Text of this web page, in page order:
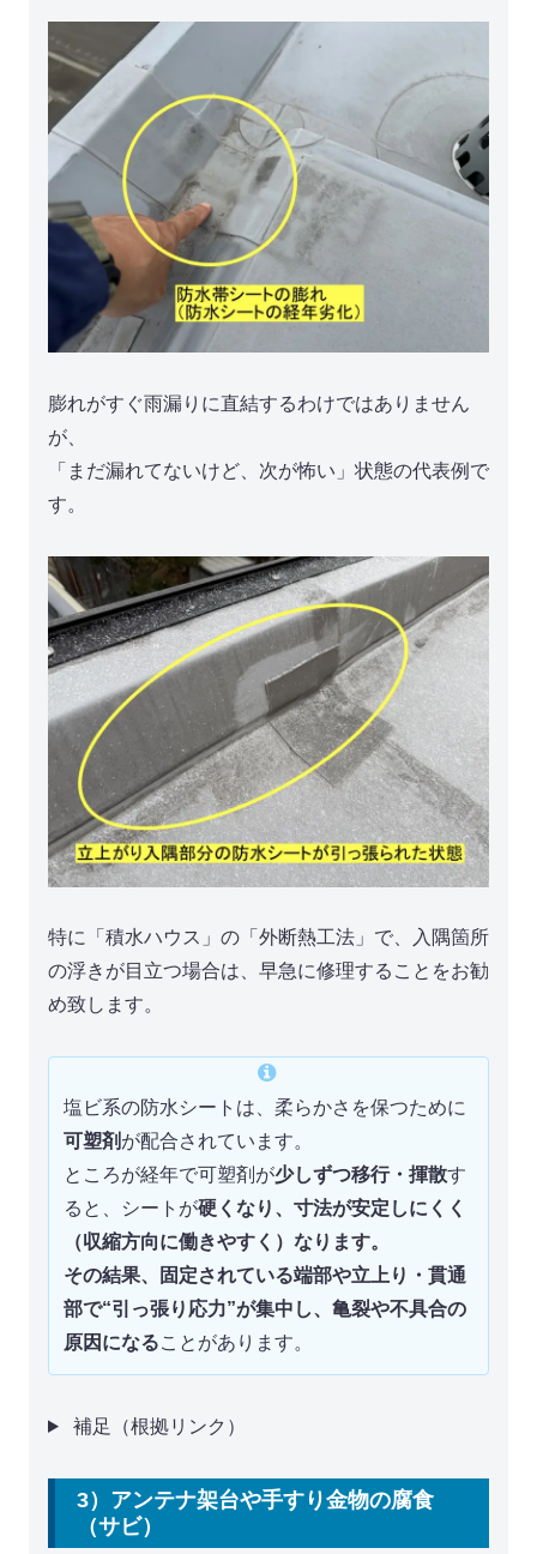
膨れがすぐ雨漏りに直結するわけではありません
が、
「まだ漏れてないけど、次が怖い」状態の代表例で
す。
特に「積水ハウス」の「外断熱工法」で、入隅箇所
の浮きが目立つ場合は、早急に修理することをお勧
め致します。
塩ビ系の防水シートは、柔らかさを保つために
可塑剤 が配合されています。
ところが経年で可塑剤が少しずつ移行・揮散す
ると、シートが硬くなり、寸法が安定しにくく
（収縮方向に働きやすく） なります。
その結果、固定されている端部や立上り・貫通
部で“引っ張り応力”が集中し、亀裂や不具合の
原因になることがあります。
補足（根拠リンク）
3）アンテナ架台や手すり金物の腐食
（サビ）